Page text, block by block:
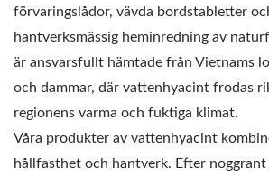
förvaringslådor, vävda bordstabletter
hantverksmässig heminredning av
är ansvarsfullt hämtade från Vietnams
och dammar, där vattenhyacint frodas
regionens varma och fuktiga klimat.
Våra produkter av vattenhyacint
hållfasthet och hantverk. Efter